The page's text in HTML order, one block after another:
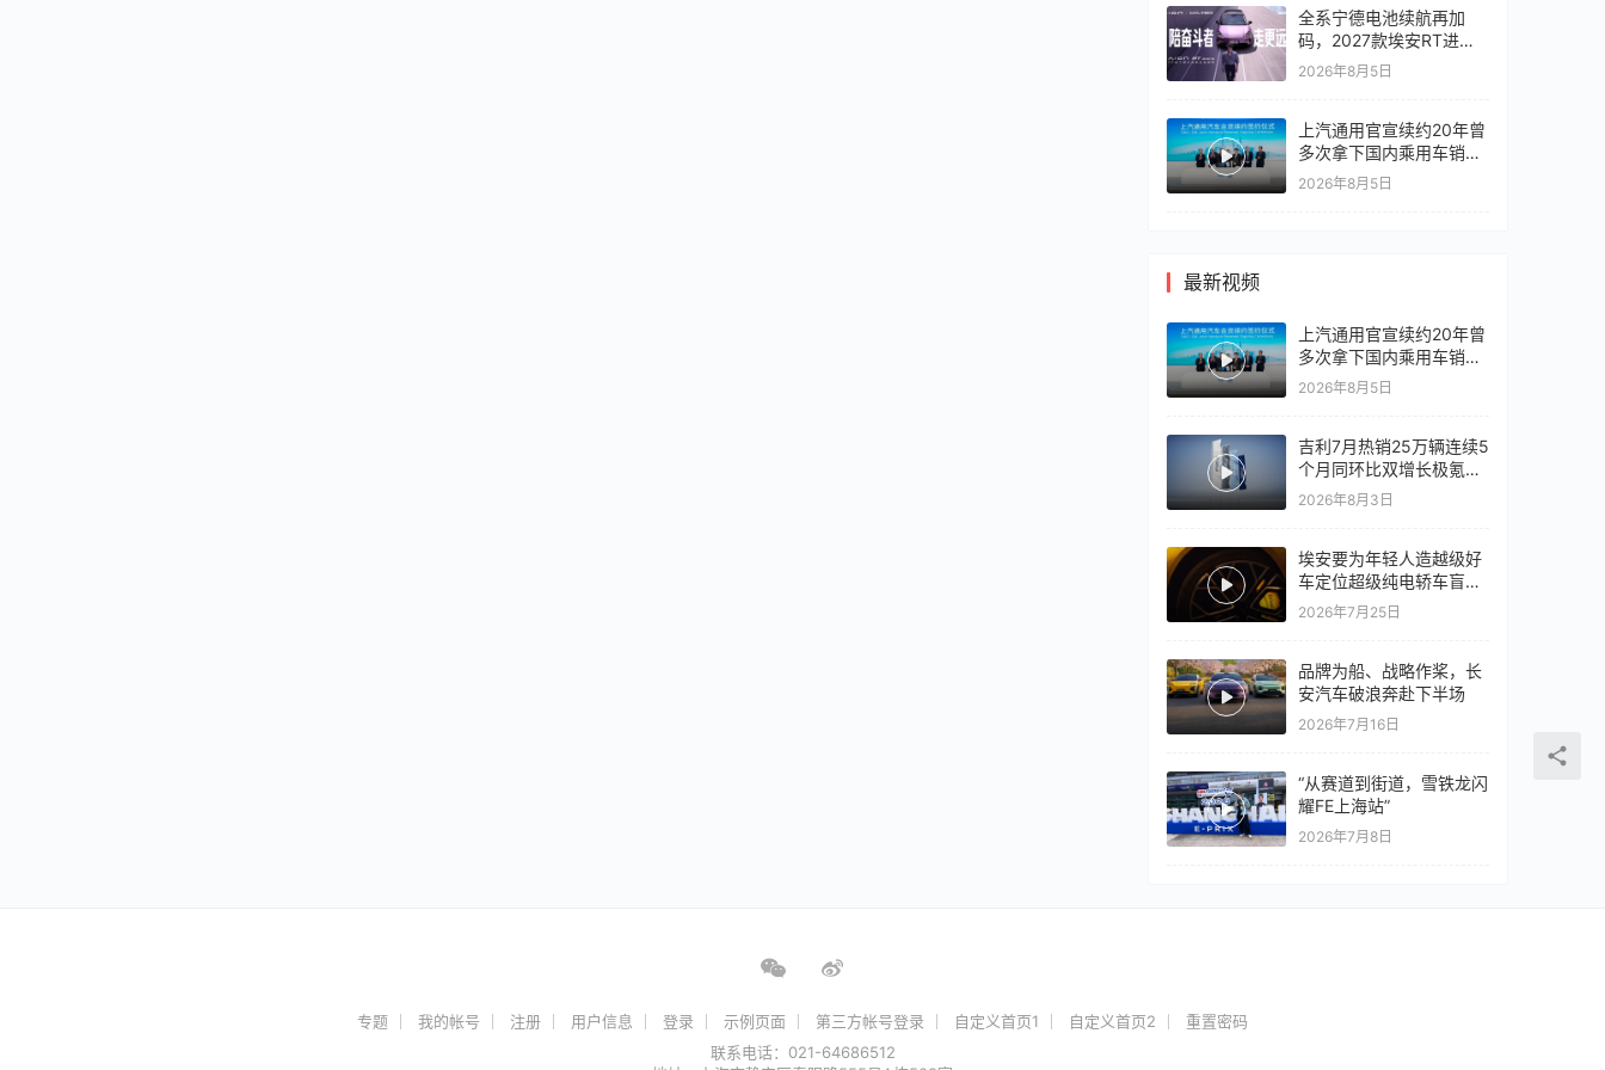
全系宁德电池续航再加
码，2027款埃安RT进入
10万区间
2026年8月5日
上汽通用官宣续约20年曾
多次拿下国内乘用车销冠
竞争激烈，上汽通用有信
2026年8月5日
最新视频
上汽通用官宣续约20年曾
多次拿下国内乘用车销冠
竞争激烈，上汽通用有信
2026年8月5日
吉利7月热销25万辆连续5
个月同环比双增长极氪销
量同比翻倍，出口再破10
2026年8月3日
埃安要为年轻人造越级好
车定位超级纯电轿车盲猜
18万以上
2026年7月25日
品牌为船、战略作桨，长
安汽车破浪奔赴下半场
2026年7月16日
“从赛道到街道，雪铁龙闪
耀FE上海站”
2026年7月8日
专题 我的帐号 注册 用户信息 登录 示例页面 第三方帐号登录 自定义首页1 自定义首页2
重置密码
联系电话：021-64686512